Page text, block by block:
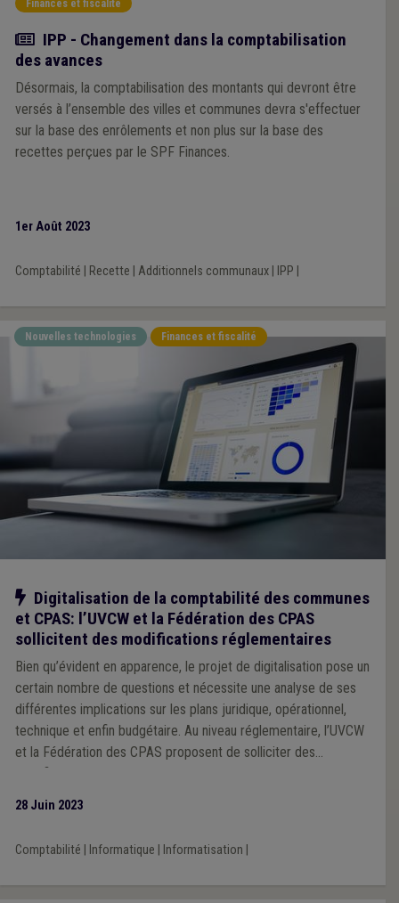
Finances et fiscalité
Actualité
IPP - Changement dans la comptabilisation
des avances
Désormais, la comptabilisation des montants qui devront être
versés à l’ensemble des villes et communes devra s'effectuer
sur la base des enrôlements et non plus sur la base des
recettes perçues par le SPF Finances.
1er Août 2023
Comptabilité Recette Additionnels communaux| IPP
Nouvelles technologies Finances et fiscalité
Notre action
Digitalisation de la comptabilité des communes
et CPAS: l’UVCW et la Fédération des CPAS
sollicitent des modifications réglementaires
Bien qu’évident en apparence, le projet de digitalisation pose un
certain nombre de questions et nécessite une analyse de ses
différentes implications sur les plans juridique, opérationnel,
technique et enfin budgétaire. Au niveau réglementaire, l’UVCW
et la Fédération des CPAS proposent de solliciter des
modifications au niveau du CDLD, de la loi organique des CPAS,
28 Juin 2023
Comptabilité Informatique Informatisation